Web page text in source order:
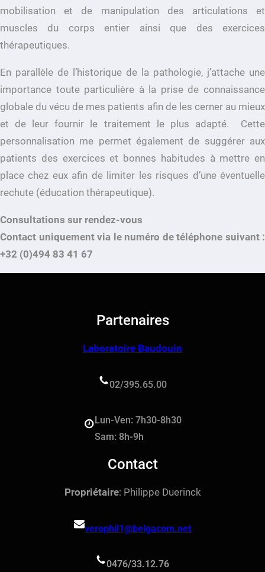
mobilisation et de manipulation des articulations et
muscles du corps entier ainsi que des exercices
thérapeutiques.
En parallèle de l’historique de la pathologie, j’attache une
importance toute particulière à la prise de connaissance
globale du vécu de mes patients afin de les cerner au mieux
et de leur fournir le traitement le plus adapté. Cette
personnalisation me permet également de suggérer aux
patients des exercices et bonnes habitudes à mettre en
place chez eux afin de limiter les risques d’une éventuelle
rechute (éducation thérapeutique).
Consultations sur rendez-vous
Contact uniquement via le numéro de téléphone suivant :
+32 (0)494 83 41 67
Partenaires
Laboratoire Baudouin
02/395.65.00
Lun-Ven: 7h30-8h30
Sam: 8h-9h
Contact
Propriétaire: Philippe Duerinck
verophil1@belgacom.net
0476/33.12.76